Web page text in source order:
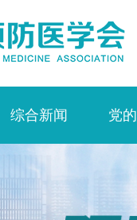
综合新闻 党